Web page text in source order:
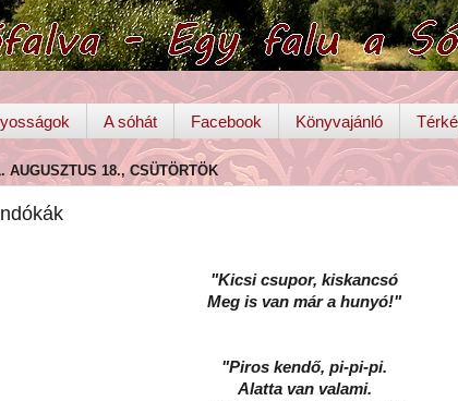
A sóhát Facebook Könyvajánló
AUGUSZTUS 18., CSÜTÖRTÖK
"Kicsi csupor, kiskancsó
Meg is van már a hunyó!"
"Piros kendő, pi-pi-pi.
Alatta van valami.